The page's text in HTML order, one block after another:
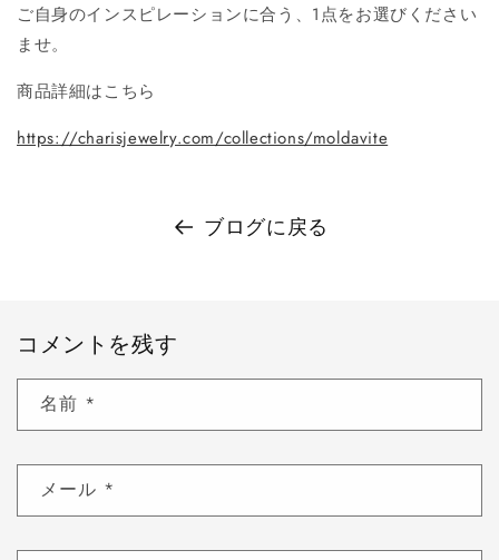
ご自身のインスピレーションに合う、1点をお選びください
ませ。
商品詳細はこちら
https://charisjewelry.com/collections/moldavite
ブログに戻る
コメントを残す
名前 *
メール *